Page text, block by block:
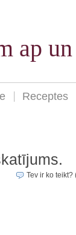
ap
Receptes
Tev ir ko teikt?